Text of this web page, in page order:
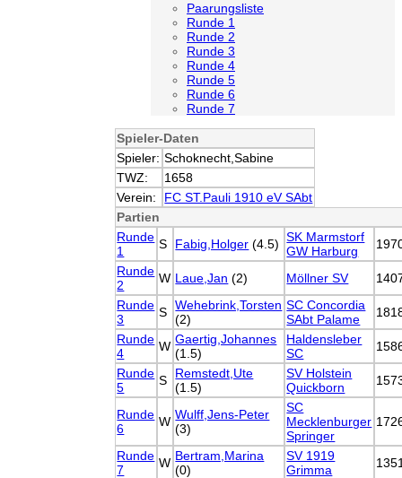
Paarungsliste
Runde 1
Runde 2
Runde 3
Runde 4
Runde 5
Runde 6
Runde 7
Spieler-Daten
Spieler: Schoknecht,Sabine
TWZ:
1658
Verein:
FC ST.Pauli 1910 eV SAbt
Partien
Runde
1
S Fabig,Holger (4.5) SK Marmstorf
GW Harburg
Runde
2
W Laue,Jan (2) Möllner SV
Runde
3
S Wehebrink,Torsten
(2)
SC Concordia
SAbt Palame
Runde
4
W Gaertig,Johannes
(1.5)
Haldensleber
SC
Runde
5
S
Remstedt,Ute
(1.5)
SV Holstein
Quickborn
Runde
6
W Wulff,Jens-Peter
(3)
SC
Mecklenburger
Springer
Runde
7
W Bertram,Marina
(0)
SV 1919
Grimma